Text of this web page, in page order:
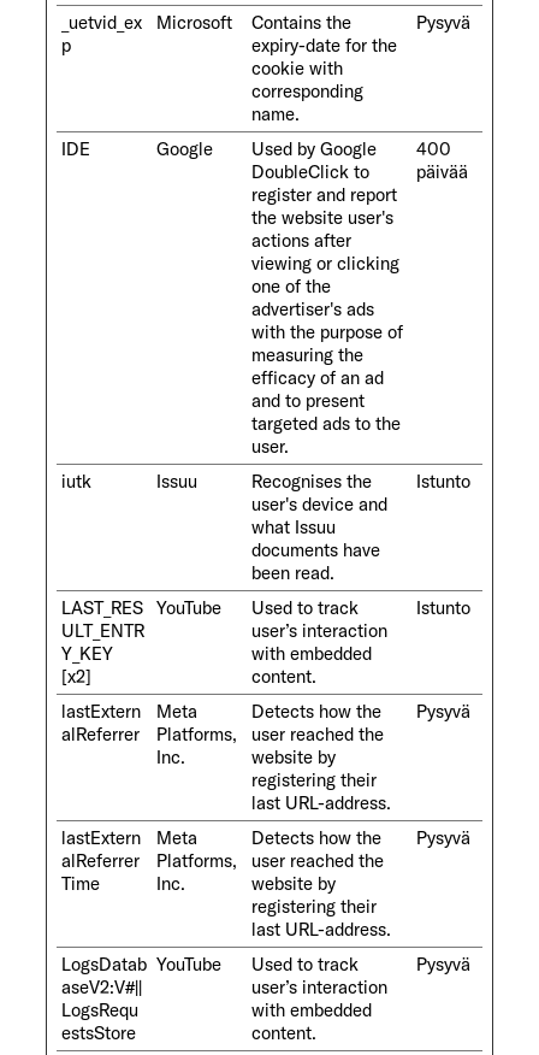
_uetvid_ex
p
Microsoft
Contains the
expiry-date for the
cookie with
corresponding
name.
Pysyvä
IDE Google
Used by Google
DoubleClick to
register and report
the website user's
actions after
viewing or clicking
one of the
advertiser's ads
with the purpose of
measuring the
efficacy of an ad
and to present
targeted ads to the
user.
400
päivää
iutk Issuu
Recognises the
user's device and
what Issuu
documents have
been read.
Istunto
LAST_RES
ULT_ENTR
Y_KEY
[x2]
YouTube
Used to track
user’s interaction
with embedded
content.
Istunto
lastExtern
alReferrer
Meta
Platforms,
Inc.
Detects how the
user reached the
website by
registering their
last URL-address.
Pysyvä
lastExtern
alReferrer
Time
Meta
Platforms,
Inc.
Detects how the
user reached the
website by
registering their
last URL-address.
Pysyvä
LogsDatab
aseV2:V#||
LogsRequ
estsStore
YouTube
Used to track
user’s interaction
with embedded
content.
Pysyvä